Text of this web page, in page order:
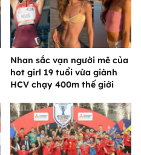
Nhan sắc vạn người mê của
hot girl 19 tuổi vừa giành
HCV chạy 400m thế giới